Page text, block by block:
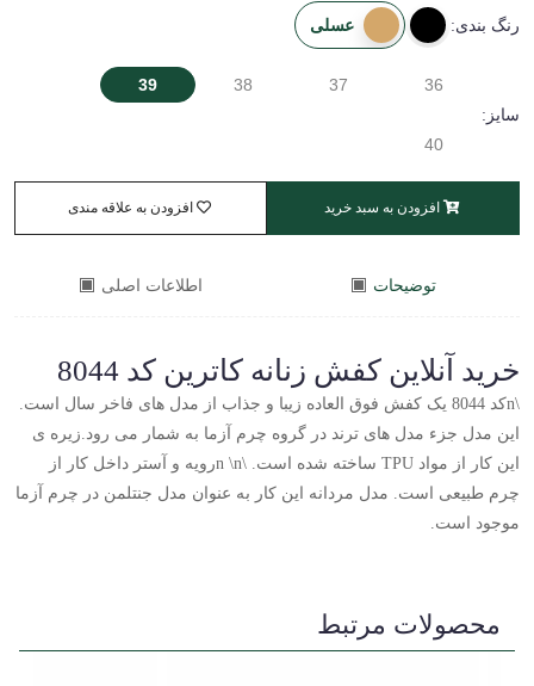
رنگ بندی: عسلی
سایز:
36
37
38
39
40
افزودن به سبد خرید افزودن به علاقه مندی
توضیحات اطلاعات اصلی
خرید آنلاین کفش زنانه کاترین کد 8044
\nکد 8044 یک کفش فوق العاده زیبا و جذاب از مدل های فاخر سال است.
این مدل جزء مدل های ترند در گروه چرم آزما به شمار می رود.زیره ی
این کار از مواد TPU ساخته شده است. \n \nرویه و آستر داخل کار از
چرم طبیعی است. مدل مردانه این کار به عنوان مدل جنتلمن در چرم آزما
موجود است.
محصولات مرتبط